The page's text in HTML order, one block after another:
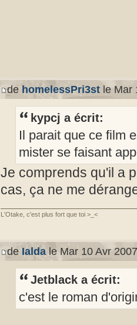
dehomelessPri3st le Mar
kypcj a écrit:
Il parait que ce film
mister se faisant
Je comprends qu'il a
cas, ça ne me
L'Otake, c'est plus fort que toi >_<
deIaldale Mar 10 Avr
Jetblack a écrit:
c'est le roman